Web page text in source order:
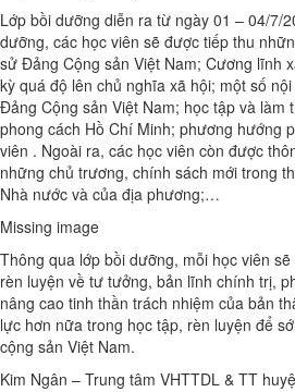
Lớp bồi dưỡng diễn ra từ ngày 01 – 04/7/
dưỡng, các học viên sẽ được tiếp thu
sử Đảng Cộng sản Việt Nam; Cương lĩnh
kỳ quá độ lên chủ nghĩa xã hội; một số
Đảng Cộng sản Việt Nam; học tập và làm
phong cách Hồ Chí Minh; phương hướng
viên . Ngoài ra, các học viên còn được
những chủ trương, chính sách mới trong
Nhà nước và của địa phương;…
Missing image
Thông qua lớp bồi dưỡng, mỗi học viên
rèn luyện về tư tưởng, bản lĩnh chính trị,
nâng cao tinh thần trách nhiệm của bản
lực hơn nữa trong học tập, rèn luyện để
cộng sản Việt Nam.
Kim Ngân – Trung tâm VHTTDL & TT